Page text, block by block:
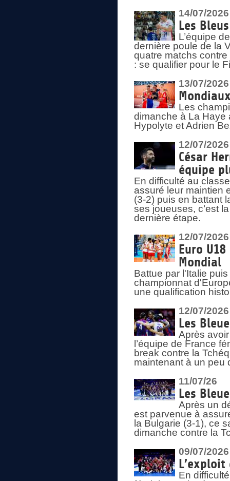
14/07/2026
Les
L’équipe
dernière poule de la
quatre matchs
: se qualifier pour le
13/07/2026
Les
dimanche à La Haye
Hypolyte et Adrien
12/07/2026
César
équipe
En difficulté au
assuré leur maintien
(3-2) puis en battant
ses joueuses, c’est
dernière étape.
12/07/2026
Euro
Mondial
Battue par l'Italie
championnat
une qualification
12/07/2026
Les
Après
l’équipe de France
break contre la
maintenant à un peu
11/07/26
Les
Après un
est parvenue à
la Bulgarie (3-1), ce
dimanche contre la
09/07/2026
En